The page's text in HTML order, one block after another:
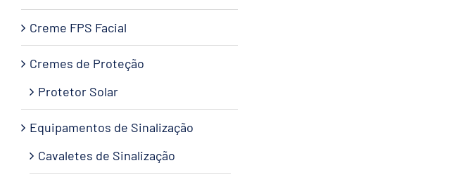
Creme FPS Facial
Cremes de Proteção
Protetor Solar
Equipamentos de Sinalização
Cavaletes de Sinalização